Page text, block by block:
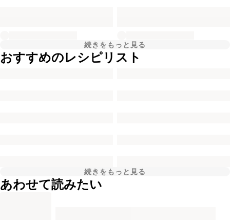
続きをもっと見る
おすすめのレシピリスト
続きをもっと見る
あわせて読みたい